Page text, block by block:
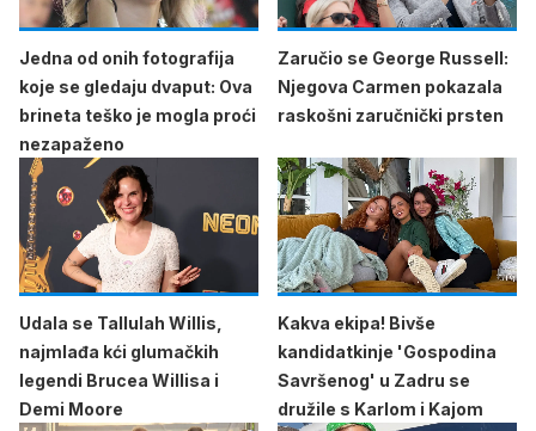
Jedna od onih fotografija
koje se gledaju dvaput: Ova
brineta teško je mogla proći
nezapaženo
Zaručio se George Russell:
Njegova Carmen pokazala
raskošni zaručnički prsten
Udala se Tallulah Willis,
najmlađa kći glumačkih
legendi Brucea Willisa i
Demi Moore
Kakva ekipa! Bivše
kandidatkinje 'Gospodina
Savršenog' u Zadru se
družile s Karlom i Kajom